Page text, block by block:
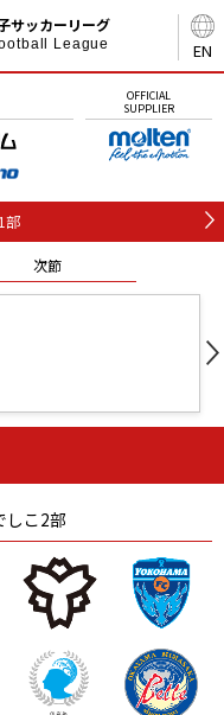
EN
サッカーリーグ
League
OFFICIAL
SUPPLIER
部
次節
石人の星
静岡 愛媛Ｌ
しこ2部